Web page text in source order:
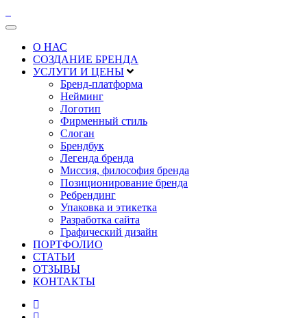
О НАС
СОЗДАНИЕ БРЕНДА
УСЛУГИ И ЦЕНЫ
Бренд-платформа
Нейминг
Логотип
Фирменный стиль
Слоган
Брендбук
Легенда бренда
Миссия, философия бренда
Позиционирование бренда
Ребрендинг
Упаковка и этикетка
Разработка сайта
Графический дизайн
ПОРТФОЛИО
СТАТЬИ
ОТЗЫВЫ
КОНТАКТЫ